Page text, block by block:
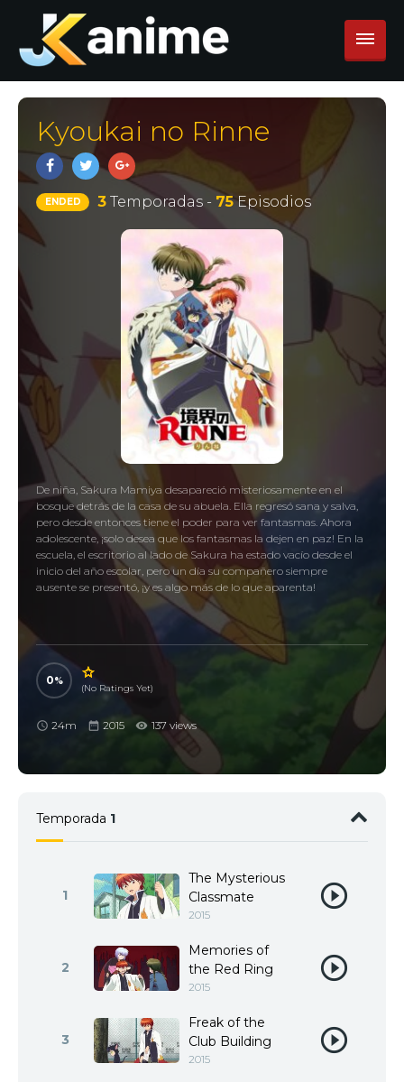
Kyoukai no Rinne
ENDED 3Temporadas - 75Episodios
De niña, Sakura Mamiya desapareció misteriosamente en el
bosque detrás de la casa de su abuela. Ella regresó sana y salva,
pero desde entonces tiene el poder para ver fantasmas. Ahora
adolescente, ¡solo desea que los fantasmas la dejen en paz! En la
escuela, el escritorio al lado de Sakura ha estado vacío desde el
inicio del año escolar, pero un día su compañero siempre
ausente se presentó, ¡y es algo más de lo que aparenta!
0
(No Ratings Yet)
24m 2015 137 views
Temporada 1
1
The Mysterious
Classmate
2015
2
Memories of
the Red Ring
2015
3
Freak of the
Club Building
2015